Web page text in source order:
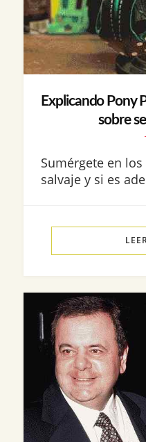
Explicando Pony
sobre
Sumérgete en
salvaje y si es